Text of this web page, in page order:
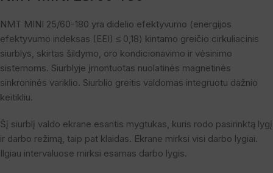
NMT MINI 25/60-180 yra didelio efektyvumo (energijos
efektyvumo indeksas (EEI) ≤ 0,18) kintamo greičio cirkuliacinis
siurblys, skirtas šildymo, oro kondicionavimo ir vėsinimo
sistemoms. Siurblyje įmontuotas nuolatinės magnetinės
sinkroninės variklio. Siurblio greitis valdomas integruotu dažnio
keitikliu.
Šį siurblį valdo ekrane esantis mygtukas, kuris rodo pasirinktą lygį
ir darbo režimą, taip pat klaidas. Ekrane mirksi visi darbo lygiai.
Ilgiau intervaluose mirksi esamas darbo lygis.